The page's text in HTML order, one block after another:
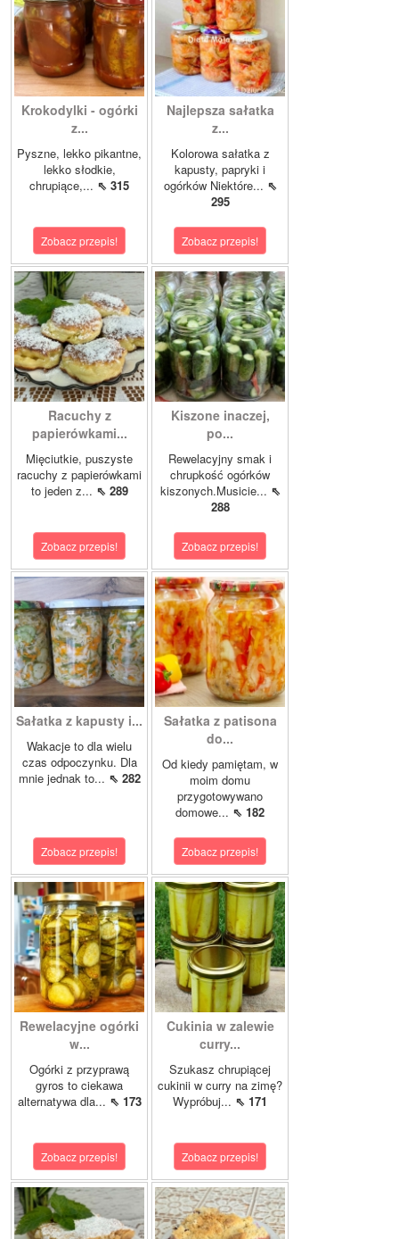
Krokodylki - ogórki
z...
Pyszne, lekko pikantne,
lekko słodkie,
chrupiące,... ⇖ 315
Zobacz przepis!
Najlepsza sałatka
z...
Kolorowa sałatka z
kapusty, papryki i
ogórków Niektóre... ⇖
295
Zobacz przepis!
Racuchy z
papierówkami...
Mięciutkie, puszyste
racuchy z papierówkami
to jeden z... ⇖ 289
Zobacz przepis!
Kiszone inaczej,
po...
Rewelacyjny smak i
chrupkość ogórków
kiszonych.Musicie... ⇖
288
Zobacz przepis!
Sałatka z kapusty i...
Wakacje to dla wielu
czas odpoczynku. Dla
mnie jednak to... ⇖ 282
Zobacz przepis!
Sałatka z patisona
do...
Od kiedy pamiętam, w
moim domu
przygotowywano
domowe... ⇖ 182
Zobacz przepis!
Rewelacyjne ogórki
w...
Ogórki z przyprawą
gyros to ciekawa
alternatywa dla... ⇖ 173
Zobacz przepis!
Cukinia w zalewie
curry...
Szukasz chrupiącej
cukinii w curry na zimę?
Wypróbuj... ⇖ 171
Zobacz przepis!